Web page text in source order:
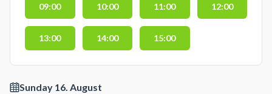
09:00 10:00 11:00 12:00
13:00 14:00 15:00
Sunday 16. August